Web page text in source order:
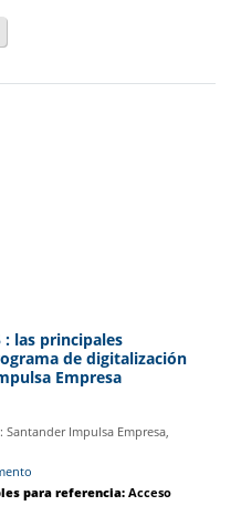
: las principales
de digitalización
Empresa
Santander Impulsa Empresa,
para referencia:Acceso